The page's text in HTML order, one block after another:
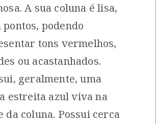
Galeirão-comum
A sua coluna é lisa,
pontos, podendo
tons vermelhos,
ou acastanhados.
geralmente, uma
estreita azul viva na
da coluna. Possui cerca